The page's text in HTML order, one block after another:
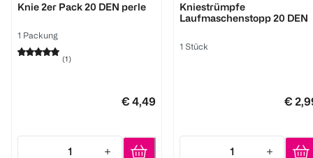
Knie 2er Pack 20 DEN perle
1 Packung
(1)
€ 4,49
1
Kniestrümpfe
Laufmaschenstopp 20 DEN
1 Stück
€
1